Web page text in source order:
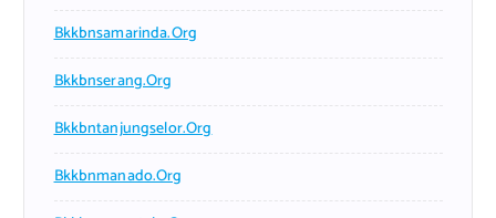
Bkkbnsamarinda.org
Bkkbnserang.org
Bkkbntanjungselor.org
Bkkbnmanado.org